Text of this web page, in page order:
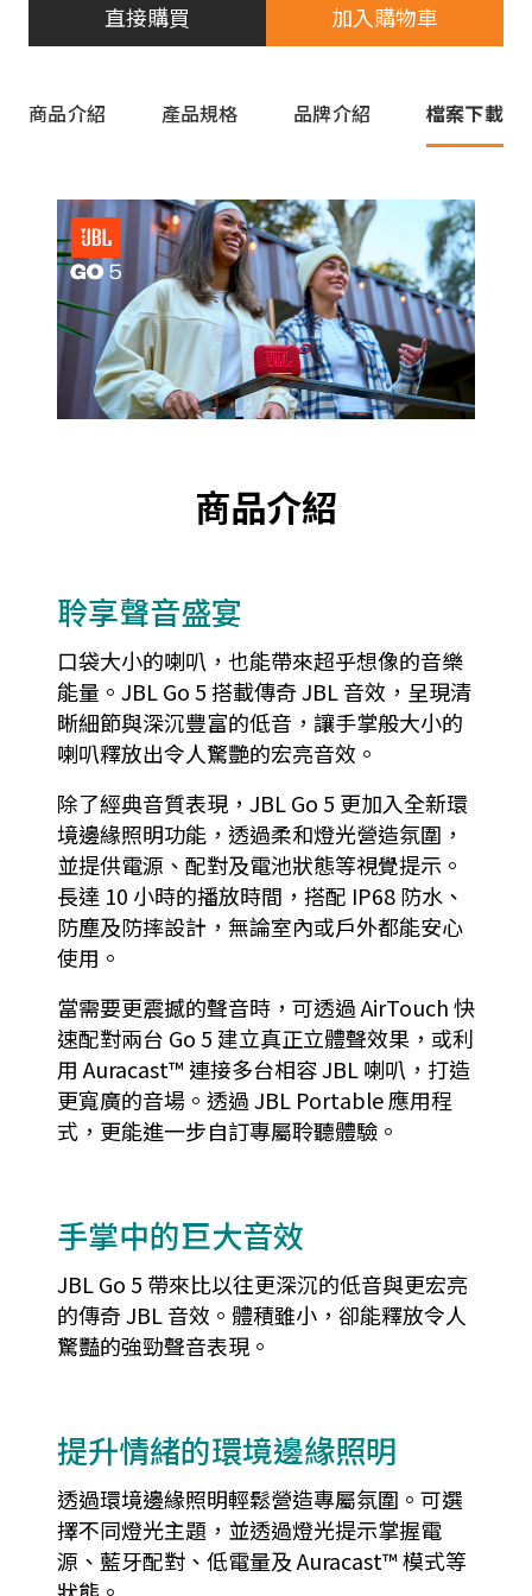
直接購買 加入購物車
商品介紹 產品規格 品牌介紹 檔案下載
商品介紹
聆享聲音盛宴
口袋大小的喇叭，也能帶來超乎想像的音樂
能量。JBL Go 5 搭載傳奇 JBL 音效，呈現清
晰細節與深沉豐富的低音，讓手掌般大小的
喇叭釋放出令人驚艷的宏亮音效。
除了經典音質表現，JBL Go 5 更加入全新環
境邊緣照明功能，透過柔和燈光營造氛圍，
並提供電源、配對及電池狀態等視覺提示。
長達 10 小時的播放時間，搭配 IP68 防水、
防塵及防摔設計，無論室內或戶外都能安心
使用。
當需要更震撼的聲音時，可透過 AirTouch 快
速配對兩台 Go 5 建立真正立體聲效果，或利
用 Auracast™ 連接多台相容 JBL 喇叭，打造
更寬廣的音場。透過 JBL Portable 應用程
式，更能進一步自訂專屬聆聽體驗。
手掌中的巨大音效
JBL Go 5 帶來比以往更深沉的低音與更宏亮
的傳奇 JBL 音效。體積雖小，卻能釋放令人
驚豔的強勁聲音表現。
提升情緒的環境邊緣照明
透過環境邊緣照明輕鬆營造專屬氛圍。可選
擇不同燈光主題，並透過燈光提示掌握電
源、藍牙配對、低電量及 Auracast™ 模式等